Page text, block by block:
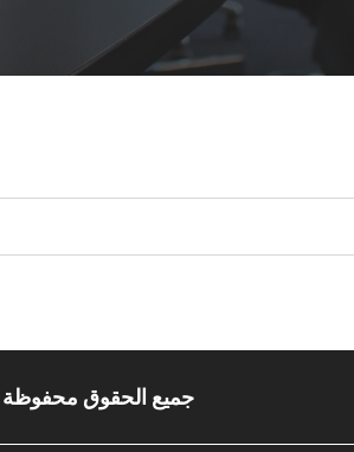
جميع الحقوق محفوظة © 2019 الاول